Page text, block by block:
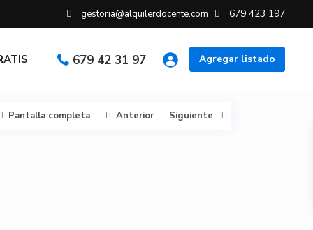
gestoria@alquilerdocente.com 679 423 197
Agregar listado
679 42 31 97
Pantalla completa Anterior Siguiente